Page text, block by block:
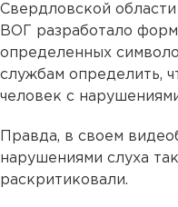
Свердловской
ВОГ разработало
определенных
службам определить,
человек с
Правда, в своем
нарушениями слуха
раскритиковали.